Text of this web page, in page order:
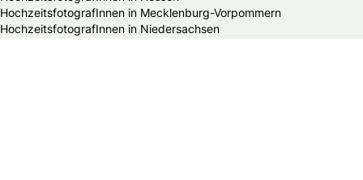
HochzeitsfotografInnen in Mecklenburg-Vorpommern
HochzeitsfotografInnen in Niedersachsen